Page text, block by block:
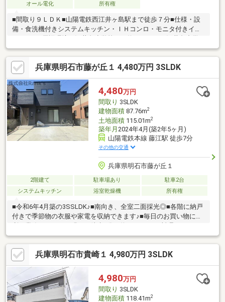
オール電化
所有権
■間取り９ＬＤＫ■山陽電鉄西江井ヶ島駅まで徒歩７分■仕様・設
備・食洗機付きシステムキッチン・ＩＨコンロ・モニタ付きイン
校まで約４４０ｍ・ハローズ魚住店まで約９９０ｍ■明石店紹介
「ＪＲ明石駅」「山陽明石駅」から徒歩６分の立地。国道２号線
沿いアスピア明石の南東側に店舗を位置し、駐車場は店舗南にご
ざいます。※資料請求は、左下のオレンジ色【資料請求】よりお
問い合わせください。直接のお問い合わせは、フリーダイヤル
【0120-298-550】まで。（スマートフォンの方は、右下の青色
【電話で問い合わせ】をクリック）
兵庫県明石市藤が丘１ 4,480万円 3SLDK
4,480万円
間取り 3SLDK
建物面積87.76m2
土地面積115.01m2
築年月 2024年4月(築2年5ヶ月)
山陽電鉄本線 藤江駅 徒歩7分
その他の交通
兵庫県明石市藤が丘１
2階建て 駐車場あり
駐車2台
システムキッチン
浴室乾燥機 所有権
■令和6年4月築の3SSLDK♪■南向き、全室二面採光◎■各階に納戸
付きで季節物の衣服や家電を収納できます♪■毎日のお買い物に便
らでもご家族との会話を楽しめる対面キッチン♪■二面バルコニー
でお洗濯も快適♪■ご家族みんながゆったりくつろげるリビング♪■
山電「中八木」駅は徒歩15分と二駅利用可♪■食洗機付きで後片付
けも快適！■勝手口は家事動線を増やし、採光や通風をUP！当社
スタッフと一緒に、お客様の新生活に相応しいマイホームを探し
ましょう。住まい探しを全力でサポート致しますので、まずはお
気軽にご連絡ください。
兵庫県明石市貴崎１ 4,980万円 3SLDK
4,980万円
間取り 3SLDK
建物面積118.41m2